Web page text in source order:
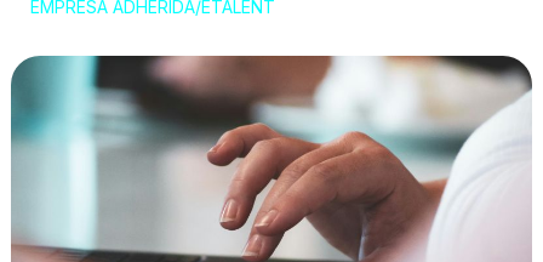
EMPRESA ADHERIDA/ETALENT